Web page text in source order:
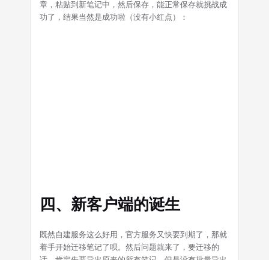
章，粘贴到新笔记中，然后保存，能正常保存就挑战成
功了，结果当然是成功啦（没有小红点）：
四、新客户端的诞生
既然自建服务这么好用，官方服务又快要到期了，那就
着手开始迁移笔记了呗。然后问题就来了，要迁移的